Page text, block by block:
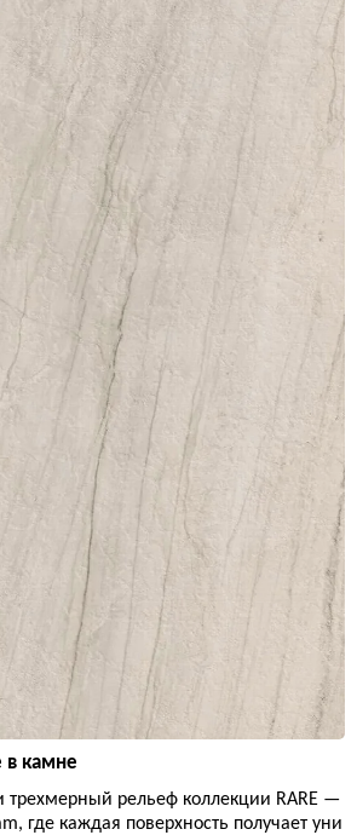
в камне
трехмерный рельеф коллекции RARE —
где каждая поверхность получает уни